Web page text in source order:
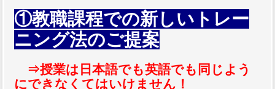
①教職課程での新しいトレー
ニング法のご提案
⇒授業は日本語でも英語でも同じよう
にできなくてはいけません！